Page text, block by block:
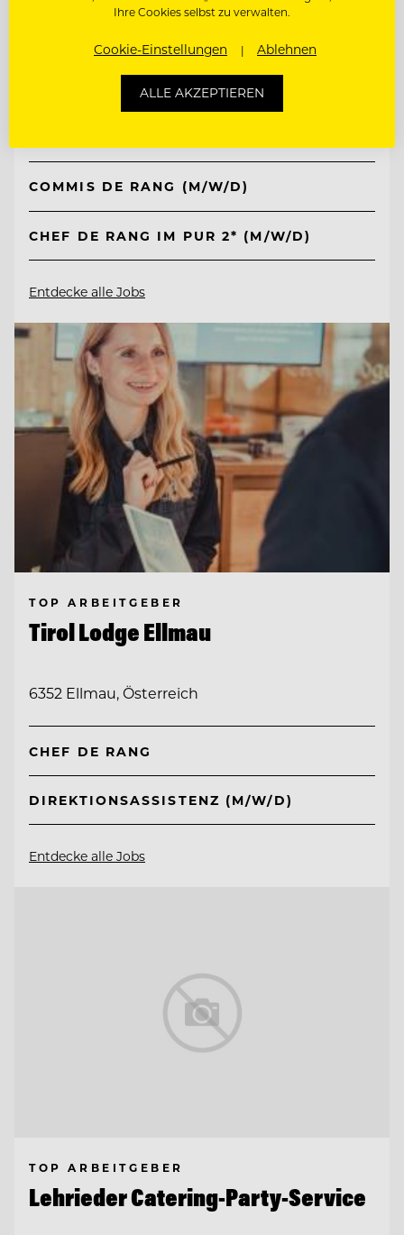
Kempinski Hotel Berchtesgaden
COMMIS DE RANG (M/W/D)
CHEF DE RANG IM PUR 2* (M/W/D)
Entdecke alle Jobs
TOP ARBEITGEBER
Tirol Lodge Ellmau
6352 Ellmau, Österreich
CHEF DE RANG
DIREKTIONSASSISTENZ (M/W/D)
Entdecke alle Jobs
TOP ARBEITGEBER
Lehrieder Catering-Party-Service
Ihre Cookies selbst zu verwalten.
Cookie-Einstellungen Ablehnen
ALLE AKZEPTIEREN